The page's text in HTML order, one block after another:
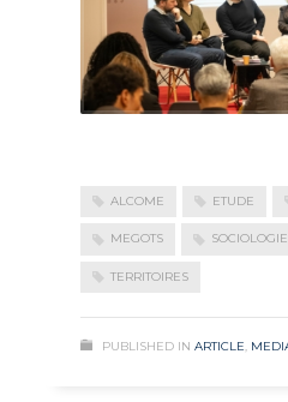
ALCOME ETUDE
MEGOTS SOCIOLOGIE
TERRITOIRES
PUBLISHED IN ARTICLE,